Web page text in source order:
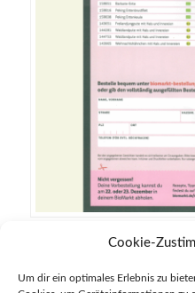
Cookie-
Um dir ein optimales Erlebnis zu
24. November 2025